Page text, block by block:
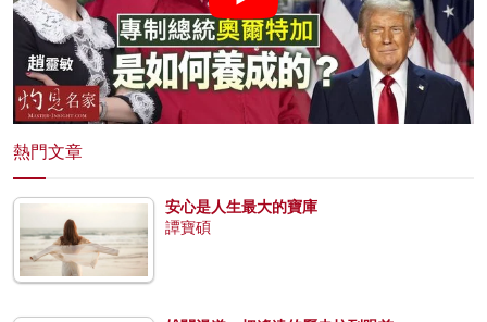
熱門文章
安心是人生最大的寶庫
譚寶碩